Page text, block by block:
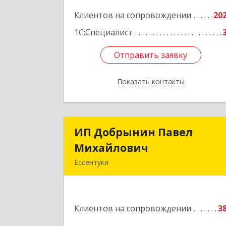
Клиентов на сопровождении
1С:Специалист
Отправить заявку
Показать контакты
Отправить заявку
Назад
ИП Добрынин Павел
Михайлович
Ессентуки
Клиентов на сопровождении
ИП Добрынин Павел